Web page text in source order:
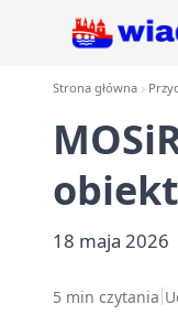
Strona główna
18 maja 2026
5 min czytania